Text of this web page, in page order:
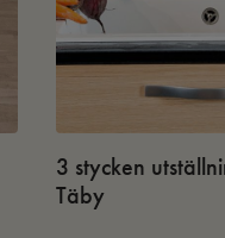
3 stycken
Täby